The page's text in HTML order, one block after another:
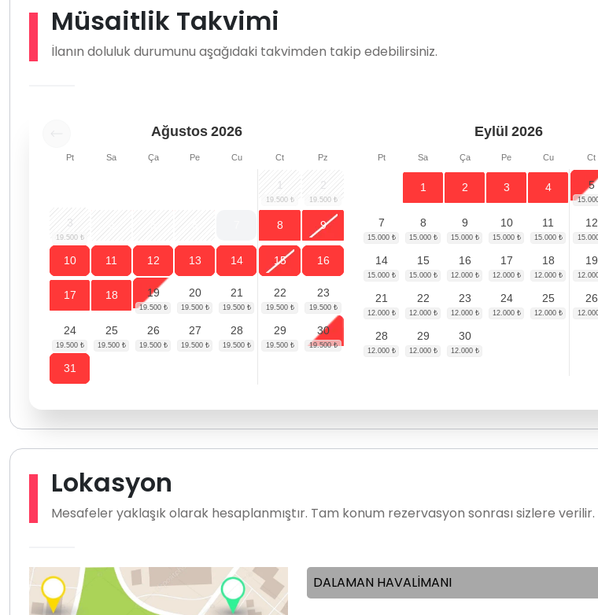
Müsaitlik Takvimi
İlanın doluluk durumunu aşağıdaki takvimden takip edebilirsiniz.
Ağustos 2026
Pt Sa Ça Pe Cu Ct Pz
1 2
3 8 9
10 11 12 13 14 15 16
17 18 19 20 21 22 23
24 25 26 27 28 29 30
31
Eylül 2026
Pt Sa Ça Pe Cu Ct
1 2 3 4 5
7 8 9 10 11 12
14 15 16 17 18 19
21 22 23 24 25 26
28 29 30
Lokasyon
Mesafeler yaklaşık olarak hesaplanmıştır. Tam konum rezervasyon sonrası sizlere verilir.
DALAMAN HAVALİMANI